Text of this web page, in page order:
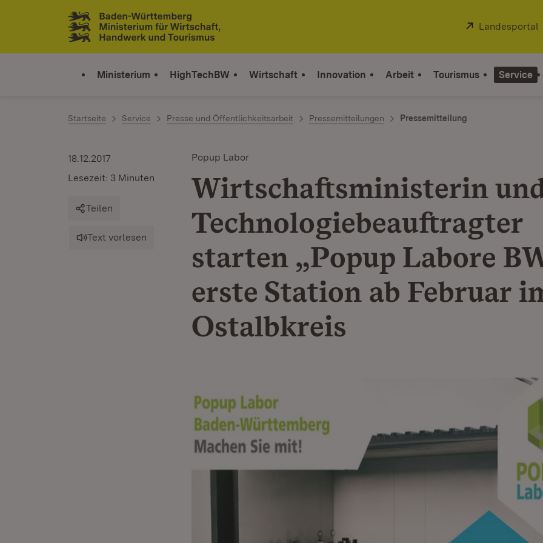
Zum Inhalt springen
Link zur Startseite
Extern:
Landesportal
Ministerium HighTechBW Wirtschaft Innovation Arbeit Tourismus Service
Startseite Service Presse und Öffentlichkeitsarbeit Pressemitteilungen Pressemitteilung
Popup Labor
Wirtschaftsministerin
Technologiebeauftragter
starten „Popup Labore
erste Station ab Februar
Ostalbkreis
18.12.2017
Lesezeit: 3 Minuten
Teilen
Text vorlesen